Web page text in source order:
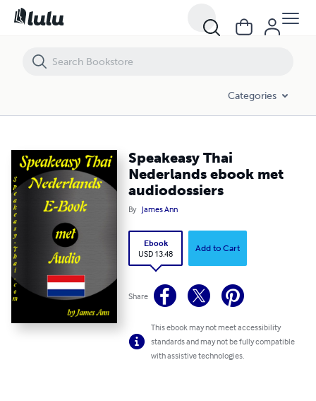
Categories
Speakeasy Thai
Nederlands ebook met
audiodossiers
By James Ann
Ebook
USD 13.48
Add to Cart
Share
This ebook may not meet accessibility
standards and may not be fully compatible
with assistive technologies.
Speakeasy Thai Nederlands ebook met audiodossiers